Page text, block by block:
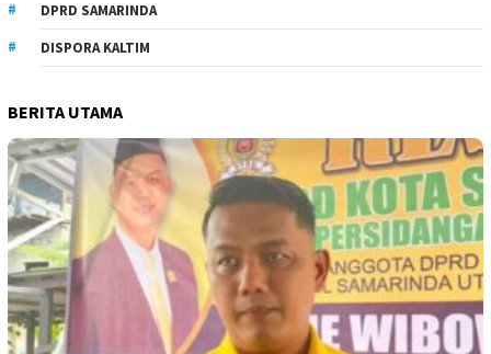
DPRD SAMARINDA
DISPORA KALTIM
BERITA UTAMA